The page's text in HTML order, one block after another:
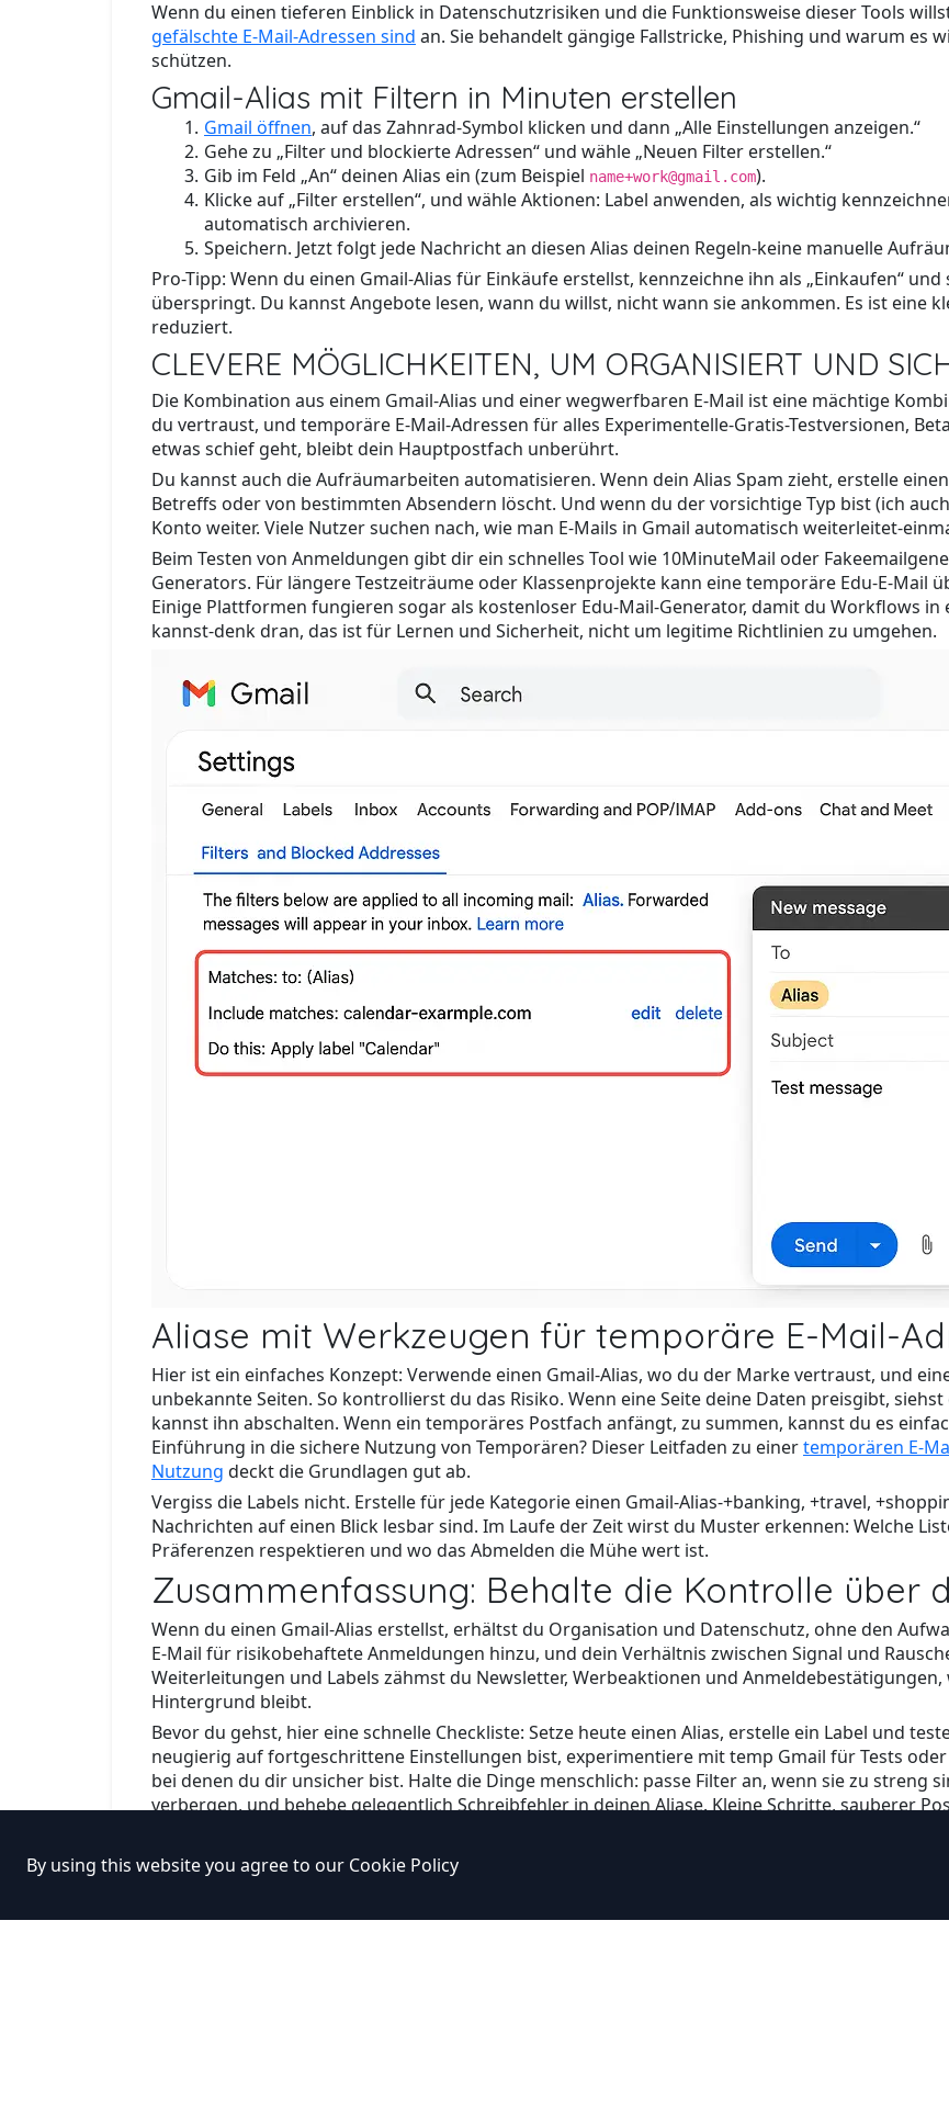
Wenn du einen tieferen Einblick in Datenschutzrisiken und die Funktionsweise dieser Tools
gefälschte E-Mail-Adressen sind an. Sie behandelt gängige Fallstricke, Phishing und warum es
schützen.
Gmail-Alias mit Filtern in Minuten erstellen
Gmail öffnen, auf das Zahnrad-Symbol klicken und dann „Alle Einstellungen anzeigen.“
Gehe zu „Filter und blockierte Adressen“ und wähle „Neuen Filter erstellen.“
Gib im Feld „An“ deinen Alias ein (zum Beispiel name+work@gmail.com).
Klicke auf „Filter erstellen“, und wähle Aktionen: Label anwenden, als wichtig
automatisch archivieren.
Speichern. Jetzt folgt jede Nachricht an diesen Alias deinen Regeln-keine manuelle
Pro-Tipp: Wenn du einen Gmail-Alias für Einkäufe erstellst, kennzeichne ihn als „Einkaufen“
überspringt. Du kannst Angebote lesen, wann du willst, nicht wann sie ankommen. Es ist eine
reduziert.
CLEVERE MÖGLICHKEITEN, UM ORGANISIERT UND
Die Kombination aus einem Gmail-Alias und einer wegwerfbaren E-Mail ist eine mächtige
du vertraust, und temporäre E-Mail-Adressen für alles Experimentelle-Gratis-Testversionen,
etwas schief geht, bleibt dein Hauptpostfach unberührt.
Du kannst auch die Aufräumarbeiten automatisieren. Wenn dein Alias Spam zieht, erstelle
Betreffs oder von bestimmten Absendern löscht. Und wenn du der vorsichtige Typ bist (ich
Konto weiter. Viele Nutzer suchen nach, wie man E-Mails in Gmail automatisch weiterleitet-
Beim Testen von Anmeldungen gibt dir ein schnelles Tool wie 10MinuteMail oder
Generators. Für längere Testzeiträume oder Klassenprojekte kann eine temporäre Edu-E-Mail
Einige Plattformen fungieren sogar als kostenloser Edu-Mail-Generator, damit du Workflows
kannst-denk dran, das ist für Lernen und Sicherheit, nicht um legitime Richtlinien zu umgehen.
Aliase mit Werkzeugen für temporäre E-Mail-
Hier ist ein einfaches Konzept: Verwende einen Gmail-Alias, wo du der Marke vertraust, und
unbekannte Seiten. So kontrollierst du das Risiko. Wenn eine Seite deine Daten preisgibt,
kannst ihn abschalten. Wenn ein temporäres Postfach anfängt, zu summen, kannst du es
Einführung in die sichere Nutzung von Temporären? Dieser Leitfaden zu einertemporären E-
Nutzung deckt die Grundlagen gut ab.
Vergiss die Labels nicht. Erstelle für jede Kategorie einen Gmail-Alias-+banking, +travel,
Nachrichten auf einen Blick lesbar sind. Im Laufe der Zeit wirst du Muster erkennen: Welche
Präferenzen respektieren und wo das Abmelden die Mühe wert ist.
Zusammenfassung: Behalte die Kontrolle über
Wenn du einen Gmail-Alias erstellst, erhältst du Organisation und Datenschutz, ohne den
E-Mail für risikobehaftete Anmeldungen hinzu, und dein Verhältnis zwischen Signal und
Weiterleitungen und Labels zähmst du Newsletter, Werbeaktionen und
Hintergrund bleibt.
Bevor du gehst, hier eine schnelle Checkliste: Setze heute einen Alias, erstelle ein Label und
neugierig auf fortgeschrittene Einstellungen bist, experimentiere mit temp Gmail für Tests
bei denen du dir unsicher bist. Halte die Dinge menschlich: passe Filter an, wenn sie zu streng
verbergen, und behebe gelegentlich Schreibfehler in deinen Aliase. Kleine Schritte, sauberer
By using this website you agree to our Cookie Policy